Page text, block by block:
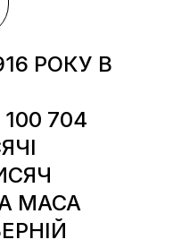
РОКУ В
704
МАСА